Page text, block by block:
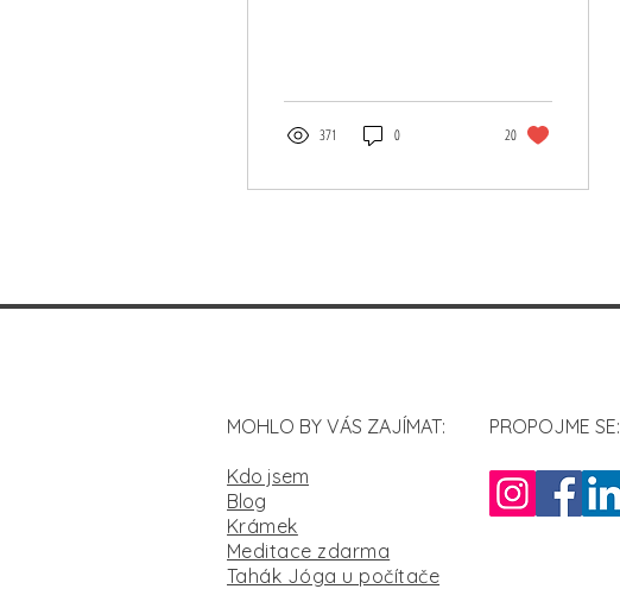
371 0 20
MOHLO BY VÁS ZAJÍMAT:
Kdo jsem
Blog
Krámek
Meditace zdarma
Tahák Jóga u počítače
PROPOJME SE: